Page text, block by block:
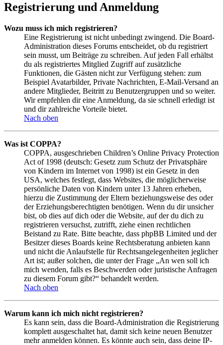
Registrierung und Anmeldung
Wozu muss ich mich registrieren?
Eine Registrierung ist nicht unbedingt zwingend. Die Board-
Administration dieses Forums entscheidet, ob du registriert
sein musst, um Beiträge zu schreiben. Auf jeden Fall erhältst
du als registriertes Mitglied Zugriff auf zusätzliche
Funktionen, die Gästen nicht zur Verfügung stehen: zum
Beispiel Avatarbilder, Private Nachrichten, E-Mail-Versand an
andere Mitglieder, Beitritt zu Benutzergruppen und so weiter.
Wir empfehlen dir eine Anmeldung, da sie schnell erledigt ist
und dir zahlreiche Vorteile bietet.
Nach oben
Was ist COPPA?
COPPA, ausgeschrieben Children’s Online Privacy Protection
Act of 1998 (deutsch: Gesetz zum Schutz der Privatsphäre
von Kindern im Internet von 1998) ist ein Gesetz in den
USA, welches festlegt, dass Websites, die möglicherweise
persönliche Daten von Kindern unter 13 Jahren erheben,
hierzu die Zustimmung der Eltern beziehungsweise des oder
der Erziehungsberechtigten benötigen. Wenn du dir unsicher
bist, ob dies auf dich oder die Website, auf der du dich zu
registrieren versuchst, zutrifft, ziehe einen rechtlichen
Beistand zu Rate. Bitte beachte, dass phpBB Limited und der
Besitzer dieses Boards keine Rechtsberatung anbieten kann
und nicht die Anlaufstelle für Rechtsangelegenheiten jeglicher
Art ist; außer solchen, die unter der Frage „An wen soll ich
mich wenden, falls es Beschwerden oder juristische Anfragen
zu diesem Forum gibt?“ behandelt werden.
Nach oben
Warum kann ich mich nicht registrieren?
Es kann sein, dass die Board-Administration die Registrierung
komplett ausgeschaltet hat, damit sich keine neuen Benutzer
mehr anmelden können. Es könnte auch sein, dass deine IP-